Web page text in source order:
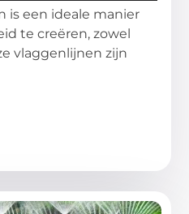
is een ideale manier
te creëren, zowel
vlaggenlijnen zijn